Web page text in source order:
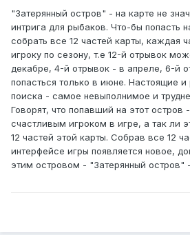
"Затерянный остров" - на карте не
интрига для рыбаков. Что-бы попасть
собрать все 12 частей карты, каждая
игроку по сезону, т.е 12-й отрывок
декабре, 4-й отрывок - в апреле, 6-й
попасться только в июне. Настоящие
поиска - самое невыполнимое и
Говорят, что попавший на этот
счастливым игроком в игре, а так ли
12 частей этой карты. Собрав все 12
интерфейсе игры появляется новое,
этим островом - "Затерянный остров"